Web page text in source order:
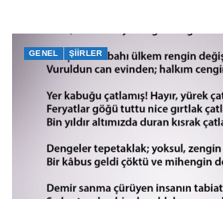
GENEL ŞIIRLER